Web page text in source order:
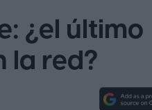
¿el último
la red?